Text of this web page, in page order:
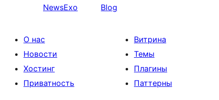
NewsExo
Blog
О нас
Новости
Хостинг
Приватность
Витрина
Темы
Плагины
Паттерны